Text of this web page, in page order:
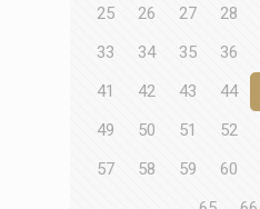
25
26 27 28
33
34 35 36
41
42 43 44
49
50 51 52
57
58 59 60